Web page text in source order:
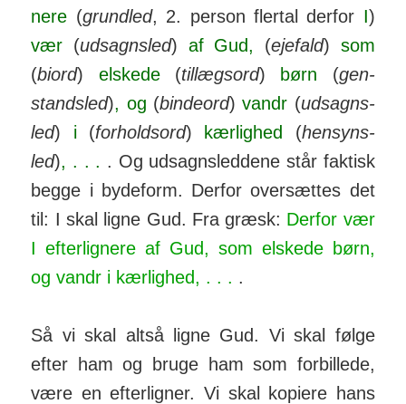
nere (grundled, 2. person flertal derfor I)
vær (ud­sagns­led) af Gud, (ejefald) som
(biord) elskede(til­lægs­ord) børn (­gen­
stands­led), og (binde­ord)vandr (ud­sagns­
led) i (for­holds­ord) kær­lighed (hen­syns­
led), . . . . Og ud­sagns­leddene står faktisk
begge i byde­form. Derfor over­sættes det
til: I skal ligne Gud. Fra græsk: Derfor vær
I efterlignere af Gud, som elskede børn,
og vandr i kærlighed, . . . .
Så vi skal altså ligne Gud. Vi skal følge
efter ham og bruge ham som forbillede,
være en efter­ligner. Vi skal ko­piere hans